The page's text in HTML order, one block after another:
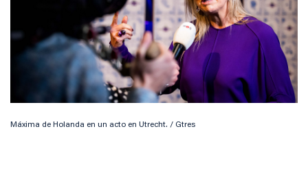
Máxima de Holanda en un acto en Utrecht. / Gtres